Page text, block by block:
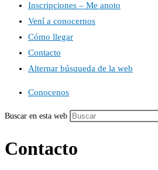
Inscripciones – Me anoto
Vení a conocernos
Cómo llegar
Contacto
Alternar búsqueda de la web
Conocenos
Buscar en esta web
Contacto